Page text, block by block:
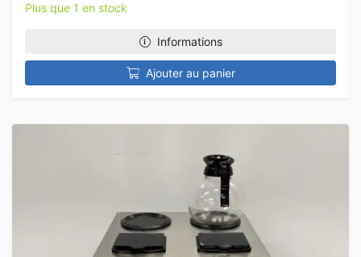
Plus que 1 en stock
Informations
Ajouter au panier